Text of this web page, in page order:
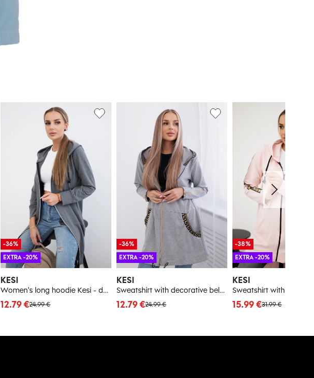
KESI
Women's long hoodie Kesi - dark gray melange
24.99 €
12.79 €
-36%
EXTRA -20%
KESI
Sweatshirt with decorative belt in gray color
24.99 €
12.79 €
-36%
EXTRA -20%
KESI
31.99 €
15.99 €
-38%
EXTRA -20%